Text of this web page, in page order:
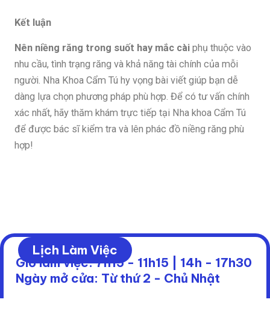
Kết luận
Nên niềng răng trong suốt hay mắc cài phụ thuộc vào
nhu cầu, tình trạng răng và khả năng tài chính của mỗi
người. Nha Khoa Cẩm Tú hy vọng bài viết giúp bạn dễ
dàng lựa chọn phương pháp phù hợp. Để có tư vấn chính
xác nhất, hãy thăm khám trực tiếp tại Nha khoa Cẩm Tú
để được bác sĩ kiểm tra và lên phác đồ niềng răng phù
hợp!
Lịch Làm Việc
Giờ làm việc: 7h15 - 11h15 | 14h - 17h30
Ngày mở cửa: Từ thứ 2 - Chủ Nhật